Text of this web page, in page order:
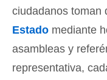
ciudadanos toman
Estado mediante
asambleas y
representativa,